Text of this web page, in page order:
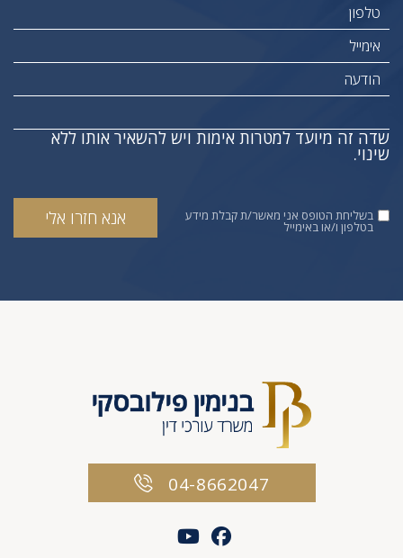
בשליחת הטופס אני מאשר/ת קבלת מידע
בטלפון ו/או באימייל
שדה זה מיועד למטרות אימות ויש להשאיר אותו ללא
שינוי.
04-8662047